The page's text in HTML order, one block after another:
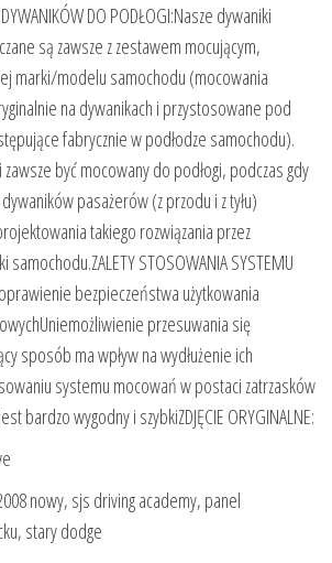
DO PODŁOGI:Nasze dywaniki
są zawsze z zestawem mocującym,
marki/modelu samochodu (mocowania
na dywanikach i przystosowane pod
fabrycznie w podłodze samochodu).
być mocowany do podłogi, podczas gdy
pasażerów (z przodu i z tyłu)
takiego rozwiązania przez
STOSOWANIA SYSTEMU
bezpieczeństwa użytkowania
przesuwania się
sposób ma wpływ na wydłużenie ich
systemu mocowań w postaci zatrzasków
bardzo wygodny i szybkiZDJĘCIE ORYGINALNE:
nowy, sjs driving academy, panel
stary dodge